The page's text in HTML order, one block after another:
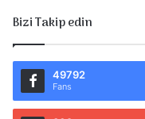
Bizi Takip edin
49792
Fans